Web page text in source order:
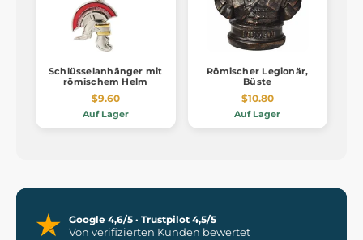
Schlüsselanhänger mit
römischem Helm
$9.60
Auf Lager
Römischer Legionär,
Büste
$10.80
Auf Lager
Google 4,6/5 · Trustpilot 4,5/5
Von verifizierten Kunden bewertet